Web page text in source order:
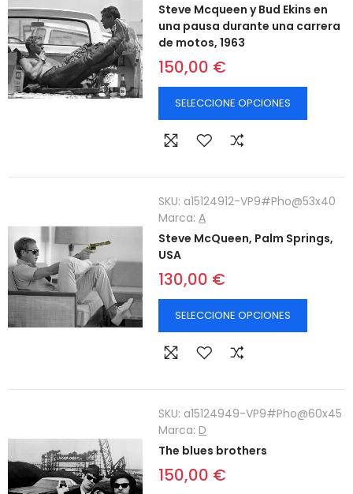
Steve Mcqueen y Bud Ekins en
una pausa durante una carrera
de motos, 1963
150,00 €
SELECCIONE OPCIONES
SKU: a15124912-VP9#Pho@53x40
Marca:A
Steve McQueen, Palm Springs,
USA
130,00 €
SELECCIONE OPCIONES
SKU: a15124949-VP9#Pho@60x45
Marca:D
The blues brothers
150,00 €